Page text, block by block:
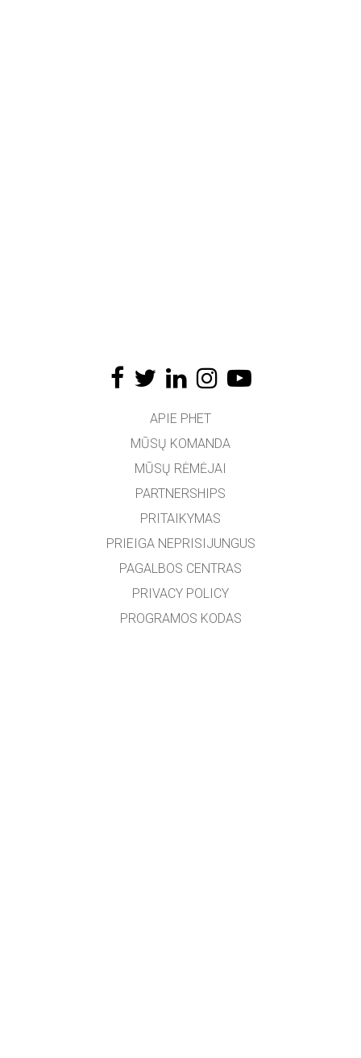
APIE PHET
MŪSŲ KOMANDA
MŪSŲ RĖMĖJAI
PARTNERSHIPS
PRITAIKYMAS
PRIEIGA NEPRISIJUNGUS
PAGALBOS CENTRAS
PRIVACY POLICY
PROGRAMOS KODAS